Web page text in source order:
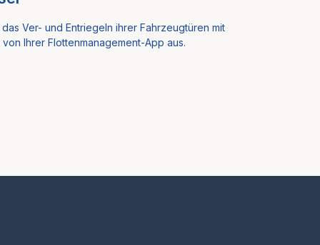
Ver- und Entriegeln ihrer Fahrzeugtüren mit
Ihrer Flottenmanagement-App aus.